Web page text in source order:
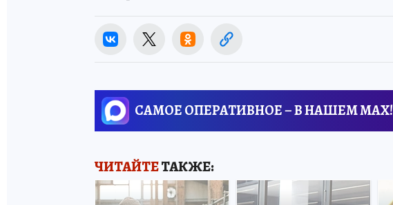
САМОЕ ОПЕРАТИВНОЕ – В НАШЕМ MAX!
ЧИТАЙТЕТАКЖЕ: